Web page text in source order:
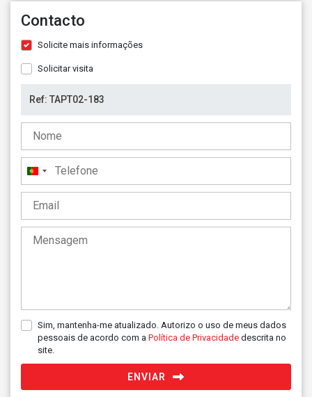
Contacto
Solicite mais informações
Solicitar visita
Portugal
+351
Sim, mantenha-me atualizado. Autorizo o uso de meus dados
pessoais de acordo com a Política de Privacidade descrita no
site.
ENVIAR